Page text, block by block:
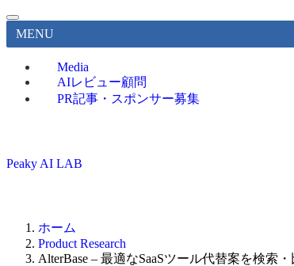
MENU
Media
AIレビュー顧問
PR記事・スポンサー募集
Peaky AI LAB
ホーム
Product Research
AlterBase – 最適なSaaSツール代替案を検索